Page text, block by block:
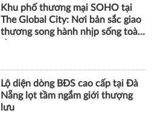
Khu phố thương mại SOHO tại
The Global City: Nơi bản sắc giao
thương song hành nhịp sống toàn
Lộ diện dòng BĐS cao cấp tại Đà
Nẵng lọt tầm ngắm giới thượng
lưu